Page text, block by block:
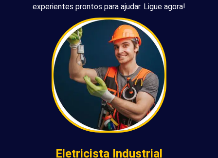
experientes prontos para ajudar. Ligue agora!
Eletricista Industrial